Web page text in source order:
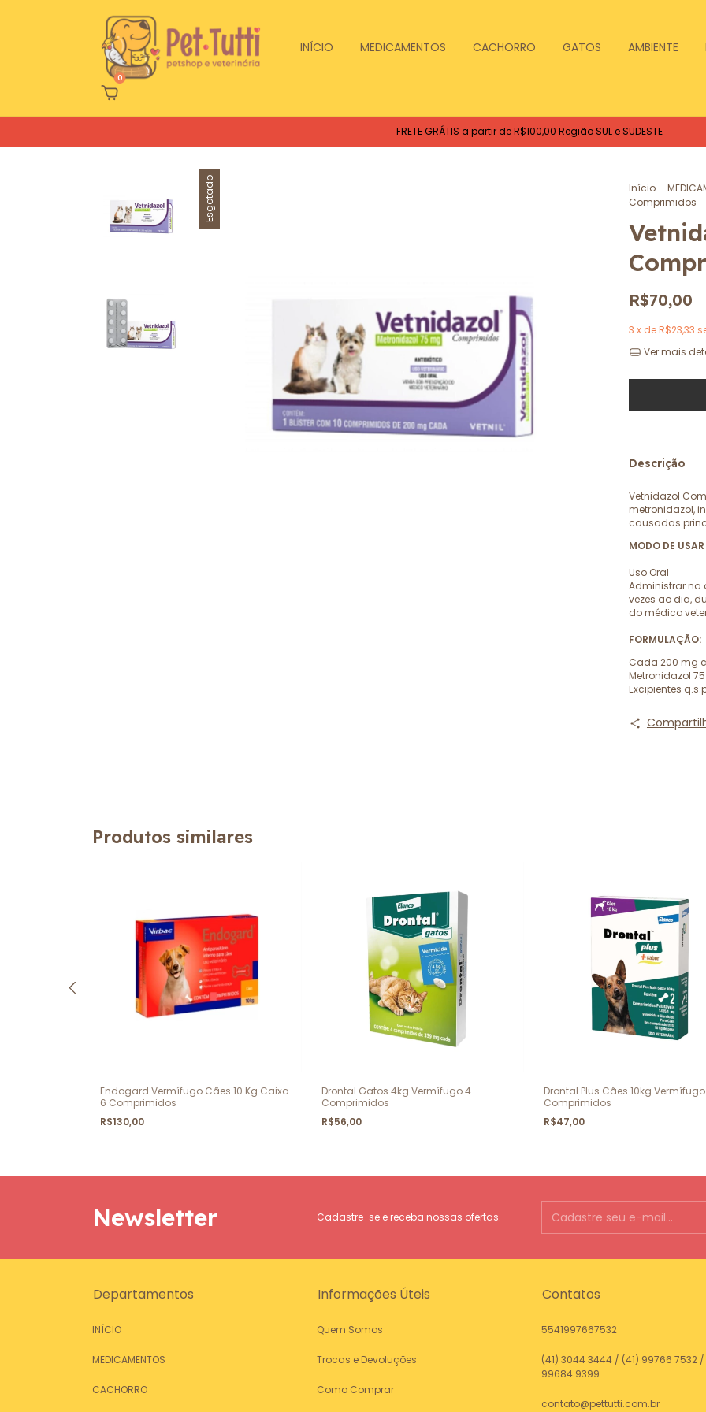
INÍCIO MEDICAMENTOS CACHORRO GATOS AMBIENTE
0
FRETE GRÁTIS a partir de R$100,00 Região SUL e SUDESTE
Esgotado Início .
Comprimidos
R$70,00
3 x deR$23,33
Ver mais
Descrição
Vetnidazol
metronidazol,
causadas
MODO DE
Uso Oral
Administrar na
vezes ao dia,
do médico
FORMULAÇÃO:
Cada 200 mg
Metronidazol
Excipientes
Produtos similares
Endogard Vermífugo Cães 10 Kg Caixa
6 Comprimidos
R$130,00
Drontal Gatos 4kg Vermífugo 4
Comprimidos
R$56,00
Drontal Plus Cães 10kg
Comprimidos
R$47,00
Newsletter Cadastre-se e receba nossas ofertas.
Departamentos
INÍCIO
MEDICAMENTOS
CACHORRO
Informações Úteis
Quem Somos
Trocas e Devoluções
Como Comprar
Contatos
5541997667532
(41) 3044 3444 / (41) 99766 7532 /
99684 9399
contato@pettutti.com.br